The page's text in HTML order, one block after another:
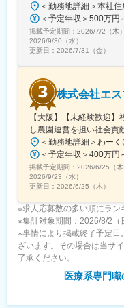
掲載予定期間： 2026/7/2（木）
2026/9/30（水）
更新日： 2026/7/31（金）
株式会社エ
【大阪】【未経験歓迎
し農園運営を担い社会
掲載予定期間： 2026/6/25（木
2026/9/23（水）
更新日： 2026/6/25（木）
※求人応募数の多い順にラン
※集計対象期間：2026/8/2（
※事情により掲載終了予定
ざいます。その場合は当サ
了承ください。
医療系専門職